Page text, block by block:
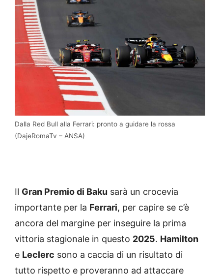
Dalla Red Bull alla Ferrari: pronto a guidare la rossa
(DajeRomaTv – ANSA)
Il Gran Premio di Baku sarà un crocevia
importante per la Ferrari, per capire se c’è
ancora del margine per inseguire la prima
vittoria stagionale in questo 2025. Hamilton
e Leclerc sono a caccia di un risultato di
tutto rispetto e proveranno ad attaccare